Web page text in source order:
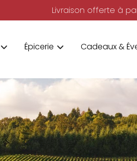
Livraison offerte à
Épicerie Cadeaux &